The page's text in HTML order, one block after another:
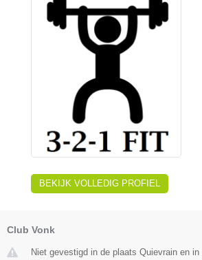
BEKIJK VOLLEDIG PROFIEL
Club Vonk
Niet gevestigd in de plaats Quievrain en in